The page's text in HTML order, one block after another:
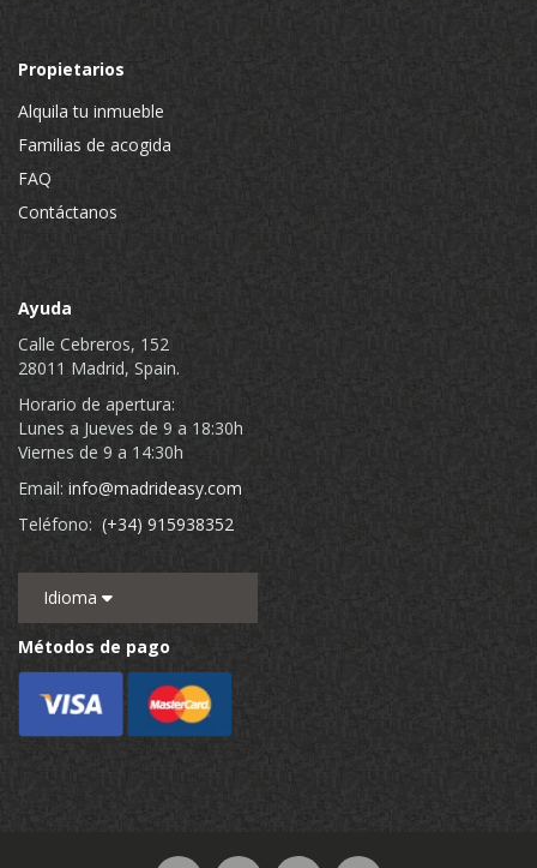
Propietarios
Alquila tu inmueble
Familias de acogida
FAQ
Contáctanos
Ayuda
Calle Cebreros, 152
28011 Madrid, Spain.
Horario de apertura:
Lunes a Jueves de 9 a 18:30h
Viernes de 9 a 14:30h
Email: info@madrideasy.com
Teléfono: (+34) 915938352
Idioma
Métodos de pago